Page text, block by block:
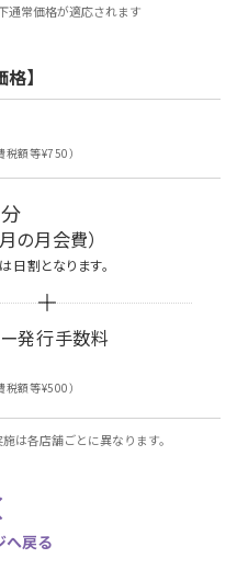
通常価格が適応されます
格】
税額等¥750）
の月会費）
割となります。
ー発行手数料
税額等¥500）
は各店舗ごとに異なります。
へ戻る